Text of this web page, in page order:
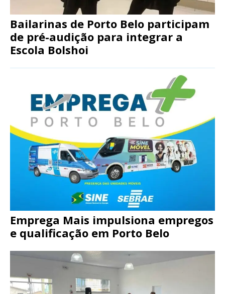
Bailarinas de Porto Belo participam
de pré-audição para integrar a
Escola Bolshoi
Emprega Mais impulsiona empregos
e qualificação em Porto Belo